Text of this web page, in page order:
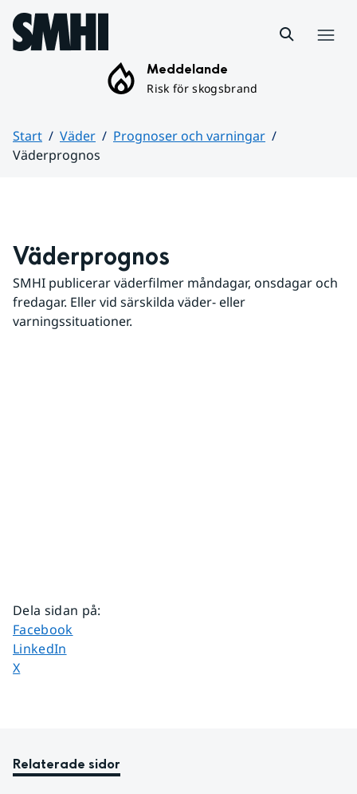
Hoppa till sidans innehåll
Meddelande
Risk för skogsbrand
Start Väder
Prognoser och varningar
Väderprognos
Väderprognos
SMHI publicerar väderfilmer måndagar, onsdagar och
fredagar. Eller vid särskilda väder- eller
varningssituationer.
Dela sidan på:
Dela sidan på
Facebook
Dela sidan på
LinkedIn
Dela sidan på
X
Relaterade sidor